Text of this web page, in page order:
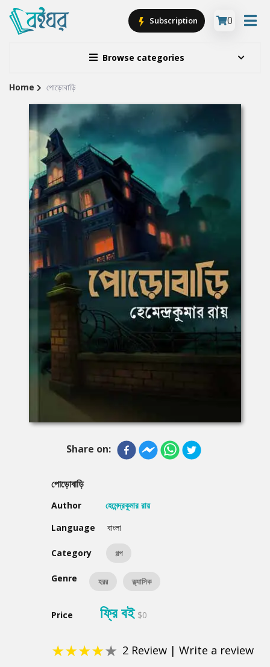
Browse categories
Subscription 0
Site
Breadcrumb
Home পোড়োবাড়ি
Share on:
পোড়োবাড়ি
Author
হেমেন্দ্রকুমার রায়
Language
বাংলা
Category গল্প
Genre হরর ক্ল্যাসিক
Price ফ্রি বই $0
★★★★★ 2 Review | Write a review